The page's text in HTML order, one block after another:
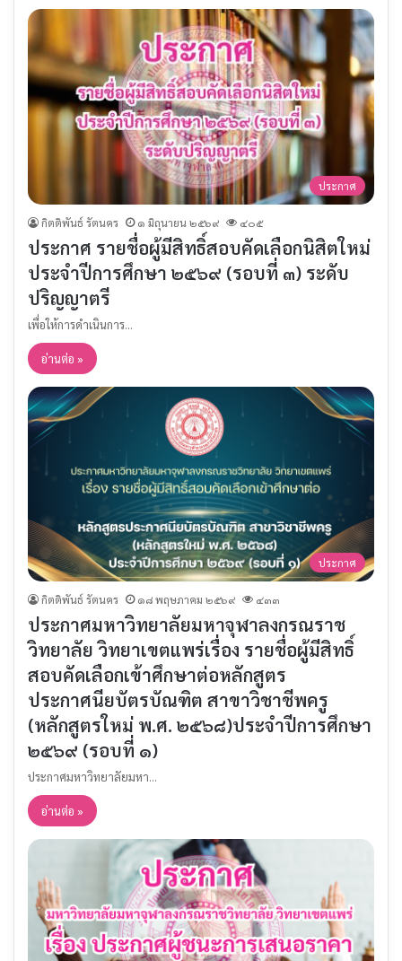
ประกาศ
กิตติพันธ์ รัตนคร ๑ มิถุนายน ๒๕๖๙ ๔๐๕
ประกาศ รายชื่อผู้มีสิทธิ์สอบคัดเลือกนิสิตใหม่
ประจำปีการศึกษา ๒๕๖๙ (รอบที่ ๓) ระดับ
ปริญญาตรี
เพื่อให้การดำเนินการ…
อ่านต่อ »
ประกาศ
กิตติพันธ์ รัตนคร ๑๘ พฤษภาคม ๒๕๖๙ ๔๓๓
ประกาศมหาวิทยาลัยมหาจุฬาลงกรณราช
วิทยาลัย วิทยาเขตแพร่เรื่อง รายชื่อผู้มีสิทธิ์
สอบคัดเลือกเข้าศึกษาต่อหลักสูตร
ประกาศนียบัตรบัณฑิต สาขาวิชาชีพครู
(หลักสูตรใหม่ พ.ศ. ๒๕๖๘)ประจำปีการศึกษา
๒๕๖๙ (รอบที่ ๑)
ประกาศมหาวิทยาลัยมหา…
อ่านต่อ »